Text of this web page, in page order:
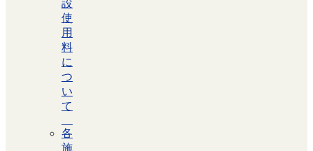
設
使
用
料
に
つ
い
て
各
施